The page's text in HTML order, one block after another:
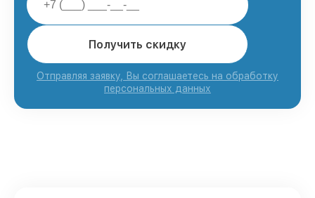
Получить скидку
Отправляя заявку, Вы соглашаетесь на обработку
персональных данных